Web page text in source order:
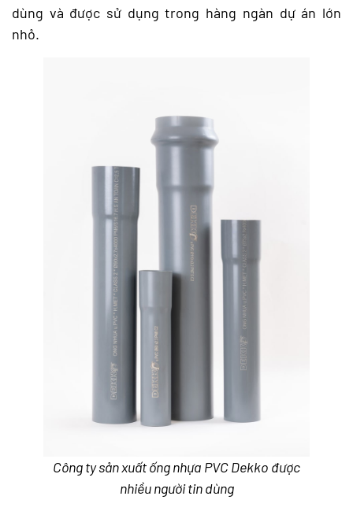
dùng và được sử dụng trong hàng ngàn dự án lớn
nhỏ.
Công ty sản xuất ống nhựa PVC Dekko được
nhiều người tin dùng